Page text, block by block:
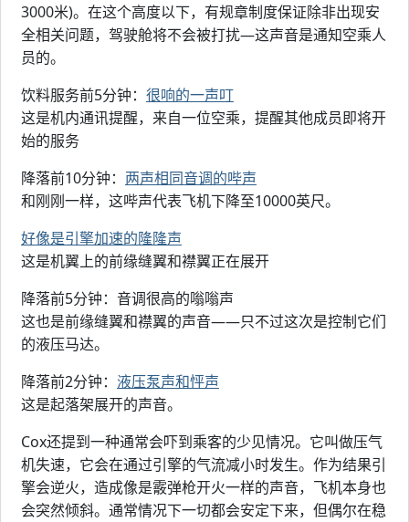
3000米)。在这个高度以下，有规章制度保证除非出现安
全相关问题，驾驶舱将不会被打扰—这声音是通知空乘人
员的。
饮料服务前5分钟： 很响的一声叮
这是机内通讯提醒，来自一位空乘，提醒其他成员即将开
始的服务
降落前10分钟： 两声相同音调的哔声
和刚刚一样，这哔声代表飞机下降至10000英尺。
好像是引擎加速的隆隆声
这是机翼上的前缘缝翼和襟翼正在展开
降落前5分钟：音调很高的嗡嗡声
这也是前缘缝翼和襟翼的声音——只不过这次是控制它们
的液压马达。
降落前2分钟： 液压泵声和怦声
这是起落架展开的声音。
Cox还提到一种通常会吓到乘客的少见情况。它叫做压气
机失速，它会在通过引擎的气流减小时发生。作为结果引
擎会逆火，造成像是霰弹枪开火一样的声音，飞机本身也
会突然倾斜。通常情况下一切都会安定下来，但偶尔在稳